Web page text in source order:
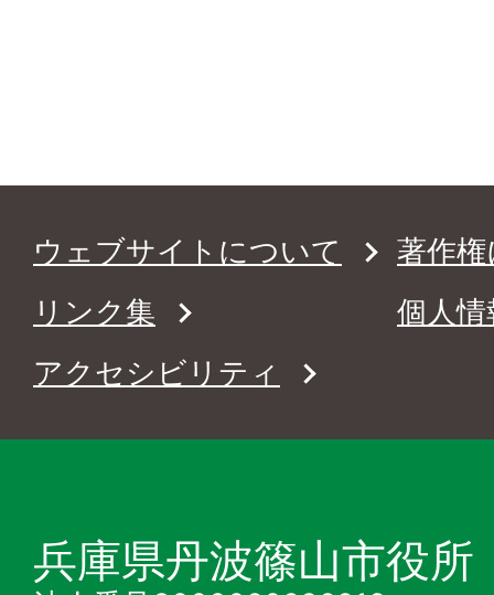
ウェブサイトについて
著作
リンク集
個人
アクセシビリティ
兵庫県丹波篠山市役所